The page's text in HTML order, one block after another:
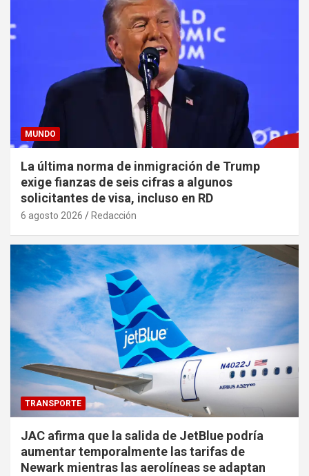
MUNDO
La última norma de inmigración de Trump
exige fianzas de seis cifras a algunos
solicitantes de visa, incluso en RD
6 agosto 2026 Redacción
TRANSPORTE
JAC afirma que la salida de JetBlue podría
aumentar temporalmente las tarifas de
Newark mientras las aerolíneas se adaptan